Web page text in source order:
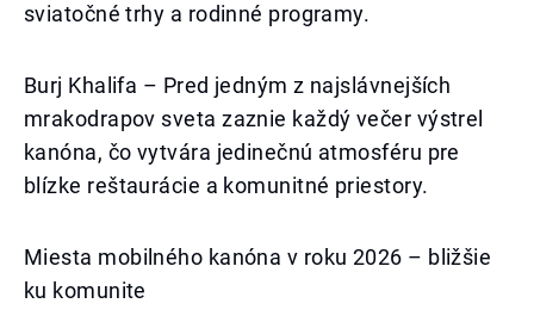
sviatočné trhy a rodinné programy.
Burj Khalifa – Pred jedným z najslávnejších
mrakodrapov sveta zaznie každý večer výstrel
kanóna, čo vytvára jedinečnú atmosféru pre
blízke reštaurácie a komunitné priestory.
Miesta mobilného kanóna v roku 2026 – bližšie
ku komunite